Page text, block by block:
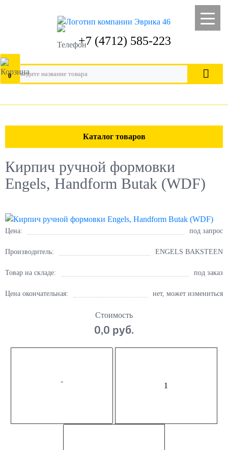
+7 (4712) 585-223
0
Каталог товаров
Кирпич ручной формовки
Engels, Handform Butak (WDF)
Цена: под запрос
Производитель: ENGELS BAKSTEEN
Товар на складе: под заказ
Цена окончательная: нет, может измениться
Стоимость
0,0 руб.
-